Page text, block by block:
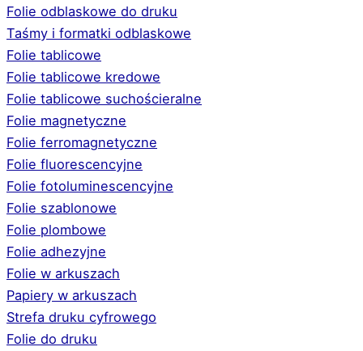
Folie odblaskowe do druku
Taśmy i formatki odblaskowe
Folie tablicowe
Folie tablicowe kredowe
Folie tablicowe suchościeralne
Folie magnetyczne
Folie ferromagnetyczne
Folie fluorescencyjne
Folie fotoluminescencyjne
Folie szablonowe
Folie plombowe
Folie adhezyjne
Folie w arkuszach
Papiery w arkuszach
Strefa druku cyfrowego
Folie do druku